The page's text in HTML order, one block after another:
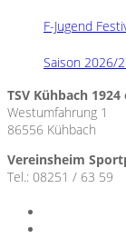
F-Jugend
Saison 2026/
TSV Kühbach 1924
Westumfahrung 1
86556 Kühbach
Vereinsheim
Tel.: 08251 / 63 59